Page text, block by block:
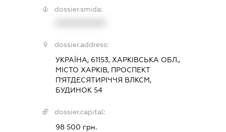
dossier.smida:
dossier.address:
УКРАЇНА, 61153, ХАРКІВСЬКА ОБЛ.,
МІСТО ХАРКІВ, ПРОСПЕКТ
П'ЯТДЕСЯТИРІЧЧЯ ВЛКСМ,
БУДИНОК 54
dossier.capital:
98 500 грн.